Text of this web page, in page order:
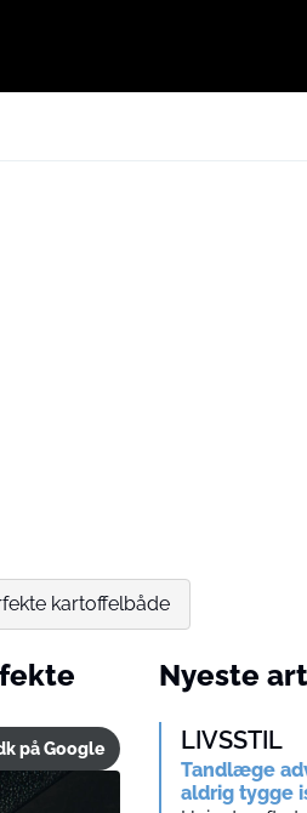
kartoffelbåde
på Google
Nyeste
LIVSSTIL
Tandlæge
aldrig tygge